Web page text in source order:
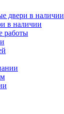
двери в наличии
в наличии
работы